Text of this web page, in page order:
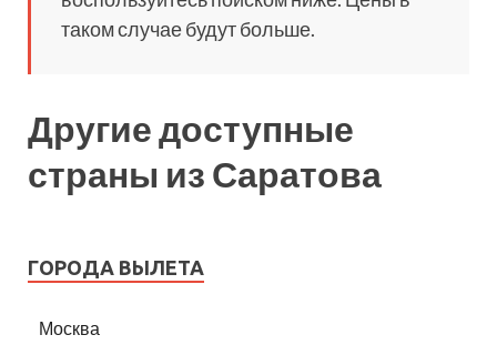
таком случае будут больше.
Другие доступные
страны из Саратова
ГОРОДА ВЫЛЕТА
Москва